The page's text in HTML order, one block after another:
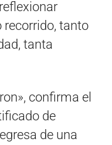
recorrido, tanto
tanta
confirma el
de
de una